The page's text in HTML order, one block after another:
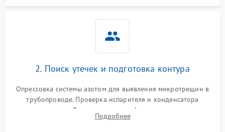
2. Поиск утечек и подготовка контура
Опрессовка системы азотом для выявления микротрещин в
трубопроводе. Проверка испарителя и конденсатора
течеискателем. Демонтаж старого фильтра-осушителя и
продувка капиллярной трубки для устранения засоров.
Подробнее